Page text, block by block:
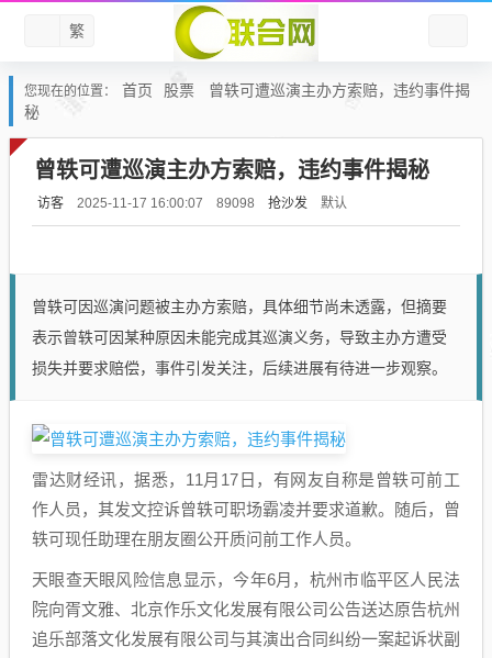
繁
您现在的位置： 首页 股票
曾轶可遭巡演主办方索赔，违约事件揭
秘
曾轶可遭巡演主办方索赔，违约事件揭秘
访客 2025-11-17 16:00:07 89098 抢沙发 默认
曾轶可因巡演问题被主办方索赔，具体细节尚未透露，但摘要
表示曾轶可因某种原因未能完成其巡演义务，导致主办方遭受
损失并要求赔偿，事件引发关注，后续进展有待进一步观察。
雷达财经讯，据悉，11月17日，有网友自称是曾轶可前工
作人员，其发文控诉曾轶可职场霸凌并要求道歉。随后，曾
轶可现任助理在朋友圈公开质问前工作人员。
天眼查天眼风险信息显示，今年6月，杭州市临平区人民法
院向胥文雅、北京作乐文化发展有限公司公告送达原告杭州
追乐部落文化发展有限公司与其演出合同纠纷一案起诉状副